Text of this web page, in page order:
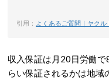
引用： よくあるご質問｜ヤクル
収入保証は月20日労働で
らい保証されるかは地